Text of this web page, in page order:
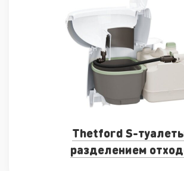
Thetford S-
разделением